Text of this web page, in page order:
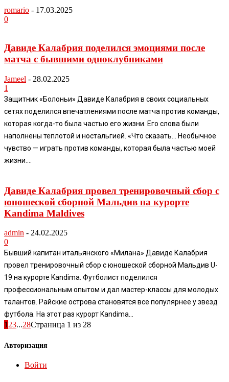
romario - 17.03.2025
0
Давиде Калабрия поделился эмоциями после
матча с бывшими одноклубниками
Jameel - 28.02.2025
1
Защитник «Болоньи» Давиде Калабрия в своих социальных
сетях поделился впечатлениями после матча против команды,
которая когда-то была частью его жизни. Его слова были
наполнены теплотой и ностальгией. «Что сказать… Необычное
чувство — играть против команды, которая была частью моей
жизни....
Давиде Калабрия провел тренировочный сбор с
юношеской сборной Мальдив на курорте
Kandima Maldives
admin - 24.02.2025
0
Бывший капитан итальянского «Милана» Давиде Калабрия
провел тренировочный сбор с юношеской сборной Мальдив U-
19 на курорте Kandima. Футболист поделился
профессиональным опытом и дал мастер-классы для молодых
талантов. Райские острова становятся все популярнее у звезд
футбола. На этот раз курорт Kandima...
123...28Страница 1 из 28
Авторизация
Войти